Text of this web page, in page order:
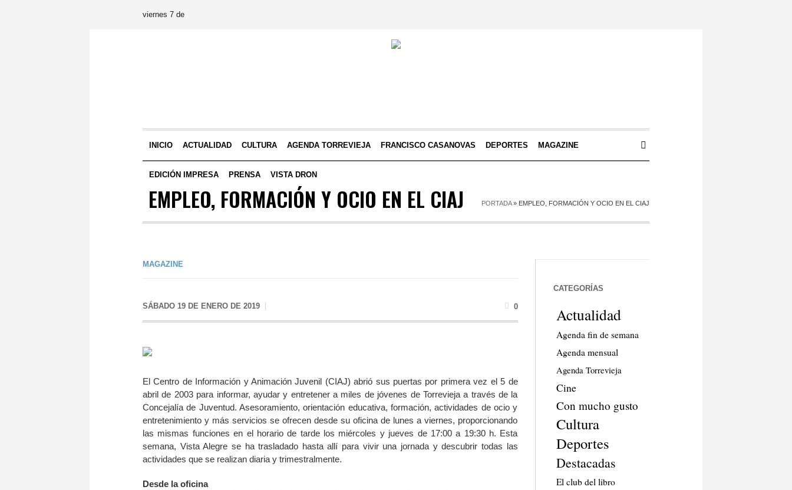
viernes 7 de
INICIO ACTUALIDAD CULTURA AGENDA TORREVIEJA FRANCISCO CASANOVAS DEPORTES MAGAZINE
EDICIÓN IMPRESA PRENSA VISTA DRON
EMPLEO, FORMACIÓN Y OCIO EN EL CIAJ PORTADA» EMPLEO, FORMACIÓN Y OCIO EN EL CIAJ
MAGAZINE
SÁBADO 19 DE ENERO DE 2019 0
El Centro de Información y Animación Juvenil (CIAJ) abrió sus puertas por primera vez el 5 de
abril de 2003 para informar, ayudar y entretener a miles de jóvenes de Torrevieja a través de la
Concejalía de Juventud. Asesoramiento, orientación educativa, formación, actividades de ocio y
entretenimiento y más servicios se ofrecen desde su oficina de lunes a viernes, proporcionando
las mismas funciones en el horario de tarde los miércoles y jueves de 17:00 a 19:30 h. Esta
semana, Vista Alegre se ha trasladado hasta allí para vivir una jornada y descubrir todas las
actividades que se realizan diaria y trimestralmente.
Desde la oficina
CATEGORÍAS
Actualidad
Agenda fin de semana
Agenda mensual
Agenda Torrevieja
Cine
Con mucho gusto
Cultura
Deportes
Destacadas
El club del libro